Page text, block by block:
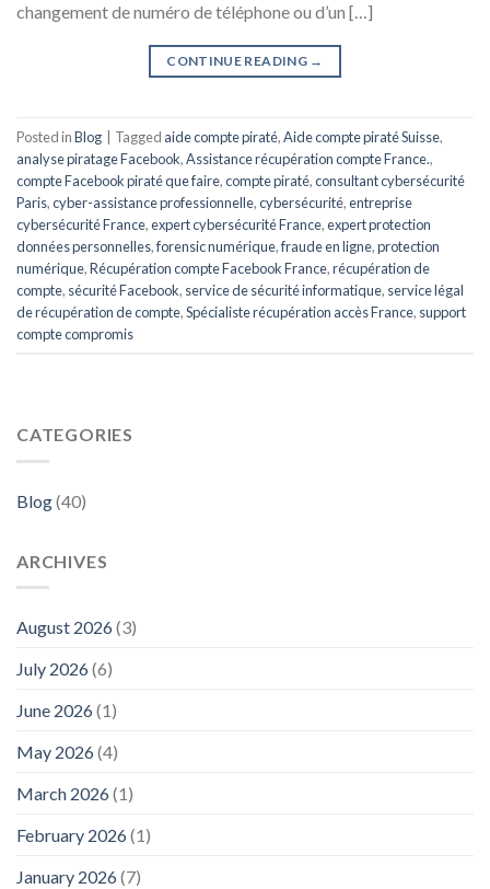
changement de numéro de téléphone ou d’un […]
CONTINUE READING →
Posted inBlog Tagged aide compte piraté,Aide compte piraté Suisse,
analyse piratage Facebook,Assistance récupération compte France.,
compte Facebook piraté que faire,compte piraté,consultant cybersécurité
Paris,cyber-assistance professionnelle,cybersécurité,entreprise
cybersécurité France,expert cybersécurité France,expert protection
données personnelles,forensic numérique,fraude en ligne,protection
numérique,Récupération compte Facebook France,récupération de
compte, sécurité Facebook, service de sécurité informatique, service légal
de récupération de compte,Spécialiste récupération accès France, support
compte compromis
CATEGORIES
Blog(40)
ARCHIVES
August 2026(3)
July 2026(6)
June 2026(1)
May 2026(4)
March 2026(1)
February 2026(1)
January 2026(7)